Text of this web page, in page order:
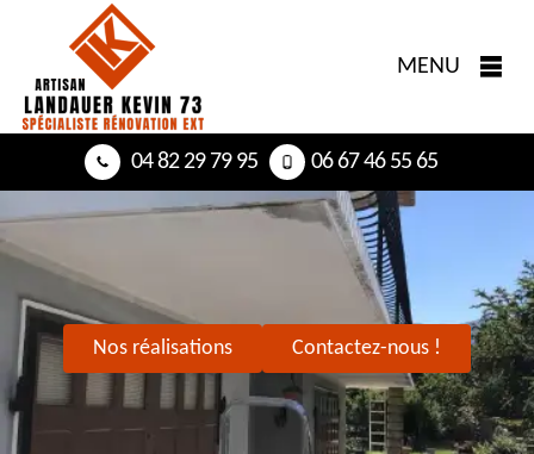
MENU
04 82 29 79 95 06 67 46 55 65
Nos réalisations Contactez-nous !